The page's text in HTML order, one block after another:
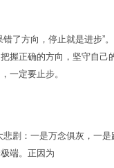
方向，停止就是进步”
握正确的方向，坚守自
一定要止步。­
：一是万念俱灰，一是
端。正因为­